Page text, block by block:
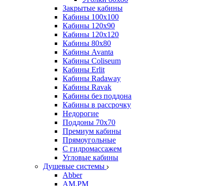
Закрытые кабины
Кабины 100x100
Кабины 120x90
Кабины 120х120
Кабины 80х80
Кабины Avanta
Кабины Coliseum
Кабины Erlit
Кабины Radaway
Кабины Ravak
Кабины без поддона
Кабины в рассрочку
Недорогие
Поддоны 70x70
Премиум кабины
Прямоугольные
С гидромассажем
Угловые кабины
Душевые системы
Abber
AM.PM